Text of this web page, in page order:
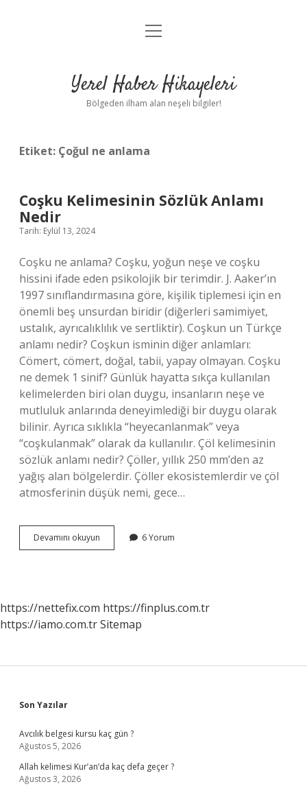
Anasayfa
Yasal Uyarı
menüyü
Yerel Haber Hikayeleri
Bölgeden ilham alan neşeli bilgiler!
Etiket: Çoğul ne anlama
Coşku Kelimesinin Sözlük Anlamı
Nedir
Tarih: Eylül 13, 2024
Coşku ne anlama? Coşku, yoğun neşe ve coşku
hissini ifade eden psikolojik bir terimdir. J. Aaker’ın
1997 sınıflandırmasına göre, kişilik tiplemesi için en
önemli beş unsurdan biridir (diğerleri samimiyet,
ustalık, ayrıcalıklılık ve sertliktir). Coşkun un Türkçe
anlamı nedir? Coşkun isminin diğer anlamları:
Cömert, cömert, doğal, tabii, yapay olmayan. Coşku
ne demek 1 sinif? Günlük hayatta sıkça kullanılan
kelimelerden biri olan duygu, insanların neşe ve
mutluluk anlarında deneyimlediği bir duygu olarak
bilinir. Ayrıca sıklıkla “heyecanlanmak” veya
“coşkulanmak” olarak da kullanılır. Çöl kelimesinin
sözlük anlamı nedir? Çöller, yıllık 250 mm’den az
yağış alan bölgelerdir. Çöller ekosistemlerdir ve çöl
atmosferinin düşük nemi, gece…
Devamını okuyun
Kelimesinin
6 Yorum
https://nettefix.com https://finplus.com.tr
https://iamo.com.trSitemap
Sidebar
Son Yazılar
Avcılık belgesi kursu kaç gün ?
Ağustos 5, 2026
Allah kelimesi Kur’an’da kaç defa geçer ?
Ağustos 3, 2026